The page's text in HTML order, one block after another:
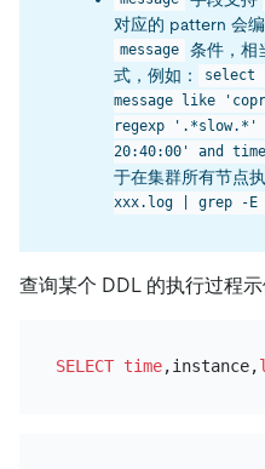
对应的 pattern 会
message 条件，相
式，例如：
select
message like
regexp '.*slow.*'
20:40:00' and
于在集群所有节点
xxx.log | grep -
查询某个 DDL 的执行过程示
SELECT time,instance,